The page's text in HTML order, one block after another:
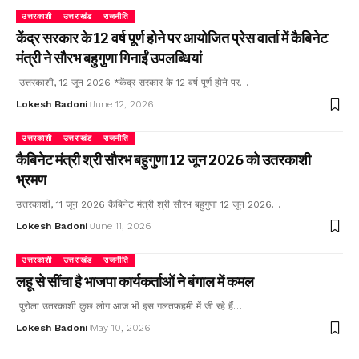
उत्तरकाशी उत्तराखंड राजनीति
केंद्र सरकार के 12 वर्ष पूर्ण होने पर आयोजित प्रेस वार्ता में कैबिनेट
मंत्री ने सौरभ बहुगुणा गिनाईं उपलब्धियां
उत्तरकाशी, 12 जून 2026 *केंद्र सरकार के 12 वर्ष पूर्ण होने पर…
Lokesh Badoni June 12, 2026
उत्तरकाशी उत्तराखंड राजनीति
कैबिनेट मंत्री श्री सौरभ बहुगुणा 12 जून 2026 को उतरकाशी
भ्रमण
उत्तरकाशी, 11 जून 2026 कैबिनेट मंत्री श्री सौरभ बहुगुणा 12 जून 2026…
Lokesh Badoni June 11, 2026
उत्तरकाशी उत्तराखंड राजनीति
लहू से सींचा है भाजपा कार्यकर्ताओं ने बंगाल में कमल
पुरोला उतरकाशी कुछ लोग आज भी इस गलतफहमी में जी रहे हैं…
Lokesh Badoni May 10, 2026